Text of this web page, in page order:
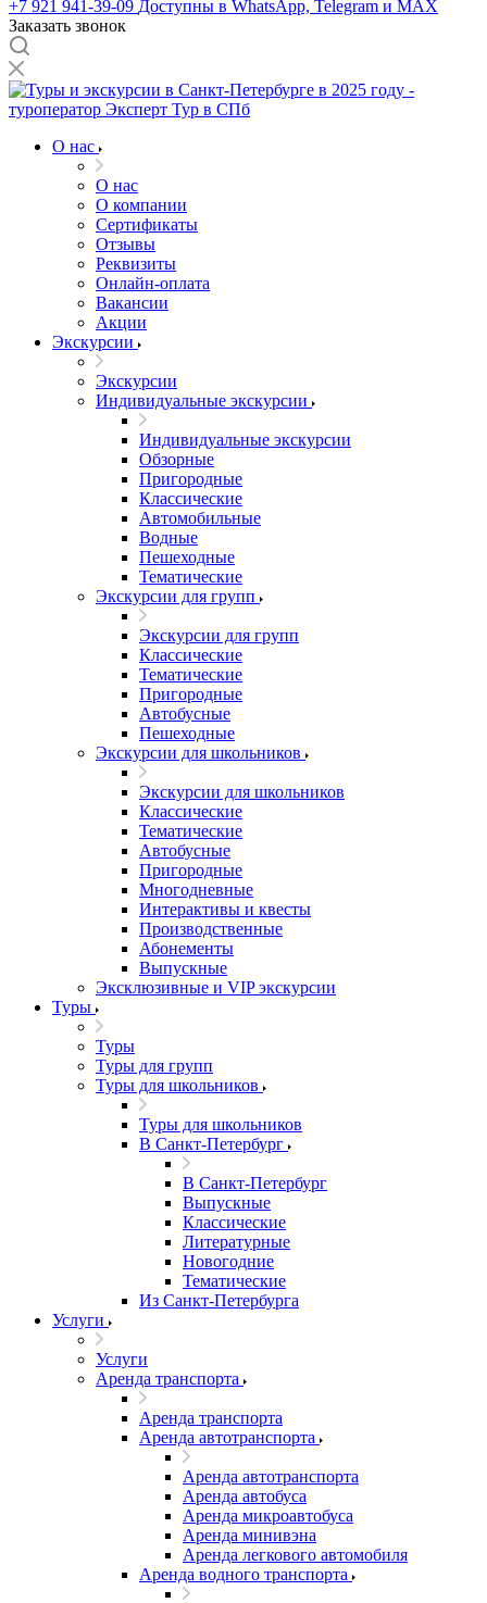
+7 921 941-39-09 Доступны в WhatsApp, Telegram и MAX
Заказать звонок
О нас
О нас
О компании
Сертификаты
Отзывы
Реквизиты
Онлайн-оплата
Вакансии
Акции
Экскурсии
Экскурсии
Индивидуальные экскурсии
Индивидуальные экскурсии
Обзорные
Пригородные
Классические
Автомобильные
Водные
Пешеходные
Тематические
Экскурсии для групп
Экскурсии для групп
Классические
Тематические
Пригородные
Автобусные
Пешеходные
Экскурсии для школьников
Экскурсии для школьников
Классические
Тематические
Автобусные
Пригородные
Многодневные
Интерактивы и квесты
Производственные
Абонементы
Выпускные
Эксклюзивные и VIP экскурсии
Туры
Туры
Туры для групп
Туры для школьников
Туры для школьников
В Санкт-Петербург
В Санкт-Петербург
Выпускные
Классические
Литературные
Новогодние
Тематические
Из Санкт-Петербурга
Услуги
Услуги
Аренда транспорта
Аренда транспорта
Аренда автотранспорта
Аренда автотранспорта
Аренда автобуса
Аренда микроавтобуса
Аренда минивэна
Аренда легкового автомобиля
Аренда водного транспорта